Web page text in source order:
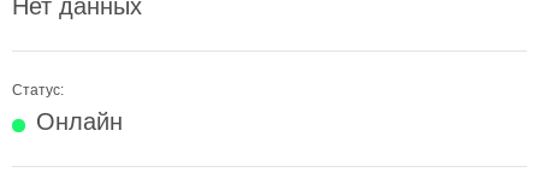
Нет данных
Статус:
Онлайн